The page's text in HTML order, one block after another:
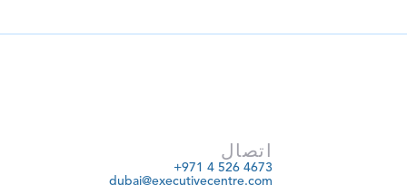
اتصال
+971 4 526 4673
dubai@executivecentre.com